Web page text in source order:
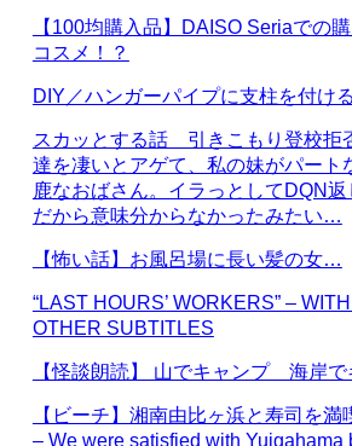
【100均購入品】DAISO Seriaでの
コスメ！？
DIY／ハンガーパイプに支柱を付け
スカッとする話 引きこもり登校拒
達を凄いとアゲて、私の妹がパート
鹿なおばさん。イラっとしてDQN
だから意味分からなかったみたい…
【怖い話】お風呂場に長い髪の女…
“LAST HOURS’ WORKERS” –
OTHER SUBTITLES
【怪談朗読】 山でキャンプ 海岸で
【ビーチ】湘南由比ヶ浜と寿司を
– We were satisfied with Yuigahama